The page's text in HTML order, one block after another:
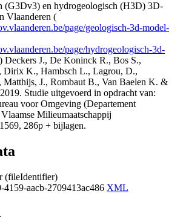
(G3Dv3) en hydrogeologisch (H3D) 3D-
Vlaanderen (
page/geologisch-3d-model-
page/hydrogeologisch-3d-
) Deckers J., De Koninck R., Bos S.,
Dirix K., Hambsch L., Lagrou, D.,
Matthijs, J., Rombaut B., Van Baelen K. &
Studie uitgevoerd in opdracht van:
voor Omgeving (Departement
Milieumaatschappij
286p + bijlagen.
(fileIdentifier)
4159-aacb-2709413ac486 XML